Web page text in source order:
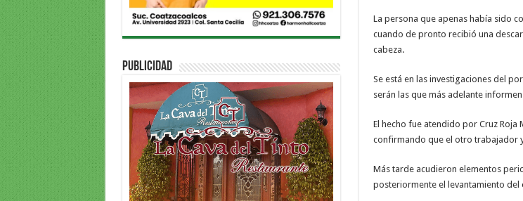
La persona que apenas había sido
cuando de pronto recibió una
cabeza.
Se está en las investigaciones del
serán las que más adelante
El hecho fue atendido por Cruz Roja
confirmando que el otro trabajador
Más tarde acudieron elementos
posteriormente el levantamiento del
PUBLICIDAD